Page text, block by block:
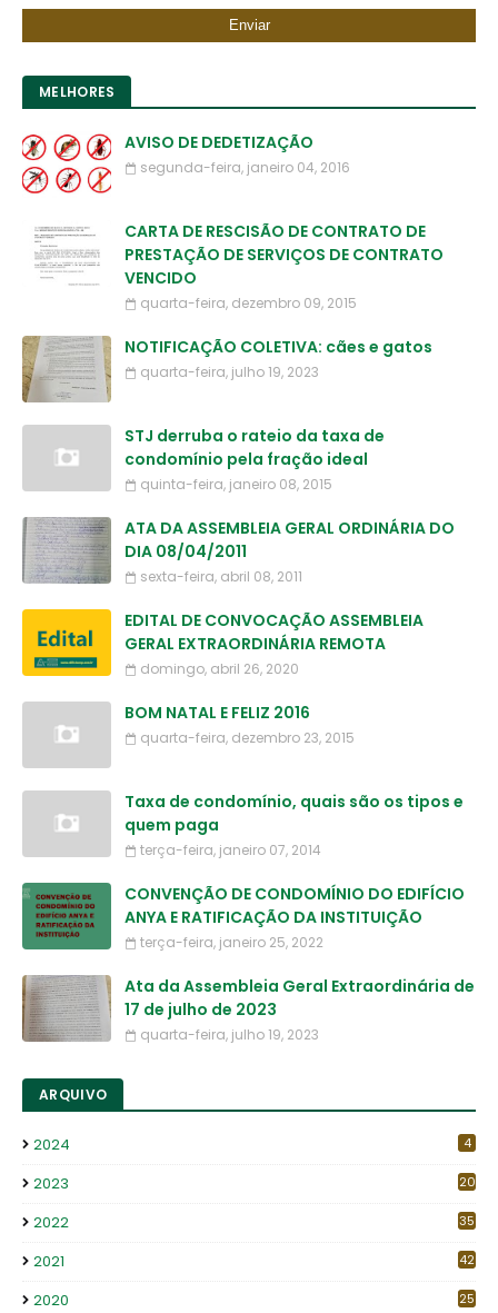
MELHORES
AVISO DE DEDETIZAÇÃO
segunda-feira, janeiro 04, 2016
CARTA DE RESCISÃO DE CONTRATO DE
PRESTAÇÃO DE SERVIÇOS DE CONTRATO
VENCIDO
quarta-feira, dezembro 09, 2015
NOTIFICAÇÃO COLETIVA: cães e gatos
quarta-feira, julho 19, 2023
STJ derruba o rateio da taxa de
condomínio pela fração ideal
quinta-feira, janeiro 08, 2015
ATA DA ASSEMBLEIA GERAL ORDINÁRIA DO
DIA 08/04/2011
sexta-feira, abril 08, 2011
EDITAL DE CONVOCAÇÃO ASSEMBLEIA
GERAL EXTRAORDINÁRIA REMOTA
domingo, abril 26, 2020
BOM NATAL E FELIZ 2016
quarta-feira, dezembro 23, 2015
Taxa de condomínio, quais são os tipos e
quem paga
terça-feira, janeiro 07, 2014
CONVENÇÃO DE CONDOMÍNIO DO EDIFÍCIO
ANYA E RATIFICAÇÃO DA INSTITUIÇÃO
terça-feira, janeiro 25, 2022
Ata da Assembleia Geral Extraordinária de
17 de julho de 2023
quarta-feira, julho 19, 2023
ARQUIVO
2024 4
2023 20
2022 35
2021 42
2020 25